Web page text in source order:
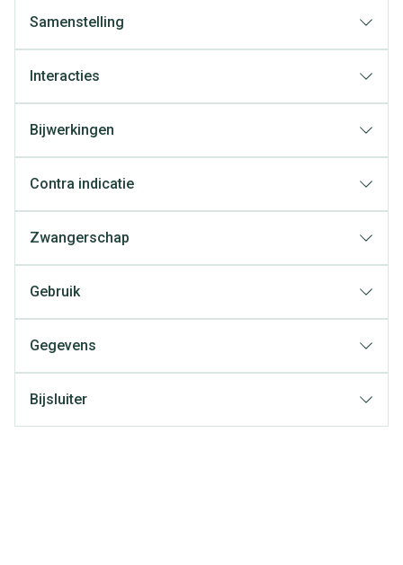
Samenstelling
Interacties
Bijwerkingen
Contra indicatie
Zwangerschap
Gebruik
Gegevens
Bijsluiter